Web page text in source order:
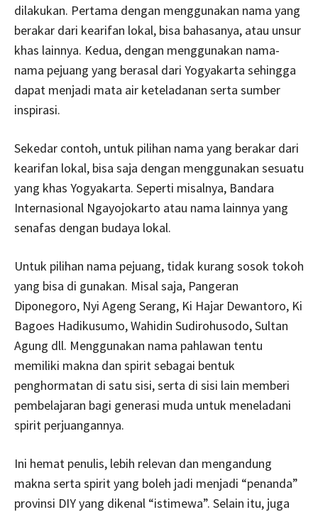
dilakukan. Pertama dengan menggunakan nama yang
berakar dari kearifan lokal, bisa bahasanya, atau unsur
khas lainnya. Kedua, dengan menggunakan nama-
nama pejuang yang berasal dari Yogyakarta sehingga
dapat menjadi mata air keteladanan serta sumber
inspirasi.
Sekedar contoh, untuk pilihan nama yang berakar dari
kearifan lokal, bisa saja dengan menggunakan sesuatu
yang khas Yogyakarta. Seperti misalnya, Bandara
Internasional Ngayojokarto atau nama lainnya yang
senafas dengan budaya lokal.
Untuk pilihan nama pejuang, tidak kurang sosok tokoh
yang bisa di gunakan. Misal saja, Pangeran
Diponegoro, Nyi Ageng Serang, Ki Hajar Dewantoro, Ki
Bagoes Hadikusumo, Wahidin Sudirohusodo, Sultan
Agung dll. Menggunakan nama pahlawan tentu
memiliki makna dan spirit sebagai bentuk
penghormatan di satu sisi, serta di sisi lain memberi
pembelajaran bagi generasi muda untuk meneladani
spirit perjuangannya.
Ini hemat penulis, lebih relevan dan mengandung
makna serta spirit yang boleh jadi menjadi “penanda”
provinsi DIY yang dikenal “istimewa”. Selain itu, juga